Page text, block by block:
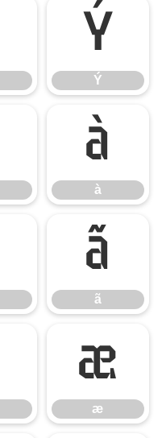
Ý
Ý
à
à
ã
ã
æ
æ